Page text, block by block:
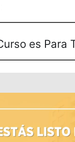
es Para